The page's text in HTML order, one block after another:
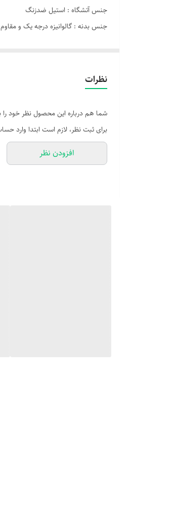
جنس آتشگاه : استیل ضدزنگ
جنس بدنه : گالوانیزه درجه یک و مقاوم
دارای : 14 عدد سیخ
نظرات
شما هم درباره این محصول نظر خود را
برای ثبت نظر، لازم است ابتدا وارد
افزودن نظر